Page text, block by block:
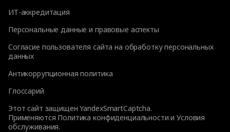
ИТ-аккредитация
Персональные данные и правовые аспекты
Согласие пользователя сайта на обработку персональных
данных
Антикоррупционная политика
Глоссарий
Этот сайт защищен YandexSmartCaptcha.
Применяются Политика конфиденциальности иУсловия
обслуживания.